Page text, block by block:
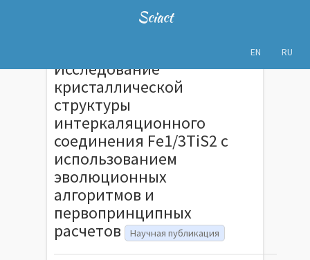
Sciact
EN RU
Исследование
кристаллической
структуры
интеркаляционного
соединения Fe1/3TiS2 с
использованием
эволюционных
алгоритмов и
первопринципных
расчетов Научная публикация